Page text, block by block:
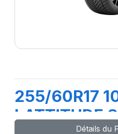
255/60R17
LATTITUDE
Détails du